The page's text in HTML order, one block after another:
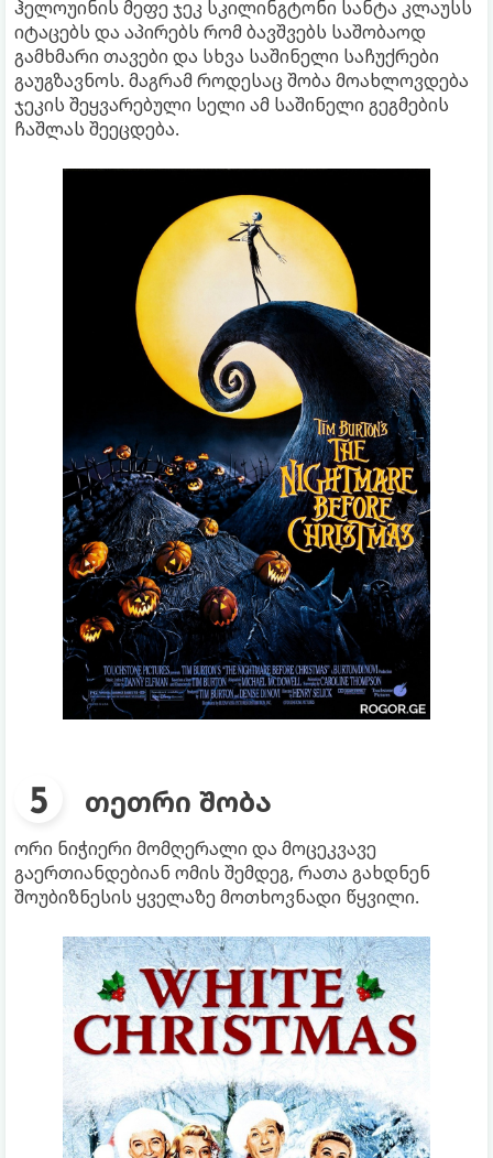
ჰელოუინის მეფე ჯეკ სკილინგტონი სანტა კლაუსს
იტაცებს და აპირებს რომ ბავშვებს საშობაოდ
გამხმარი თავები და სხვა საშინელი საჩუქრები
გაუგზავნოს. მაგრამ როდესაც შობა მოახლოვდება
ჯეკის შეყვარებული სელი ამ საშინელი გეგმების
ჩაშლას შეეცდება.
თეთრი შობა
ორი ნიჭიერი მომღერალი და მოცეკვავე
გაერთიანდებიან ომის შემდეგ, რათა გახდნენ
შოუბიზნესის ყველაზე მოთხოვნადი წყვილი.